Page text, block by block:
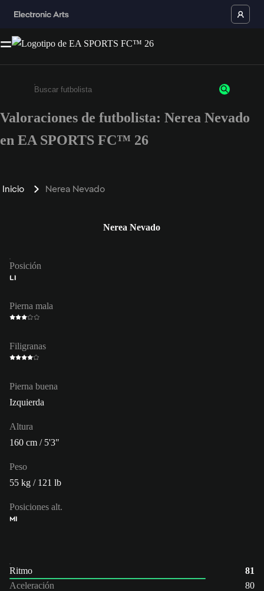
Escribe un mínimo de 3 caracteres o números.
Valoraciones de futbolista: Nerea Nevado
en EA SPORTS FC™ 26
Inicio Nerea Nevado
Nerea Nevado
Posición
LI
Pierna mala
Filigranas
Pierna buena
Izquierda
Altura
160 cm / 5'3"
Peso
55 kg / 121 lb
Posiciones alt.
MI
Ritmo
81
Aceleración
80